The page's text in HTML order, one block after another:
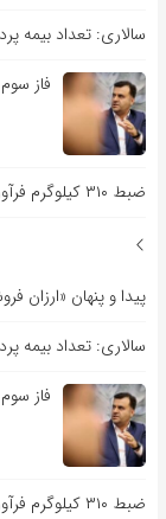
سالاری: تعداد بیمه
فاز
ضبط ۳۱۰ کیلوگرم فرآورده خام دامی غیرقابل مصرف در ایلام
پیدا و پنهان «ارزان
سالاری: تعداد بیمه
فاز
ضبط ۳۱۰ کیلوگرم فرآورده خام دامی غیرقابل مصرف در ایلام